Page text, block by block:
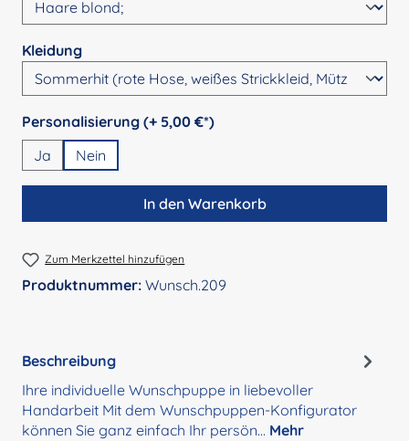
Kleidungauswählen
Personalisierung (+ 5,00 €*)auswählen
Ja
Nein
In den Warenkorb
Zum Merkzettel hinzufügen
Produktnummer: Wunsch.209
Beschreibung
Ihre individuelle Wunschpuppe in liebevoller
Handarbeit Mit dem Wunschpuppen-Konfigurator
können Sie ganz einfach Ihr persön… Mehr